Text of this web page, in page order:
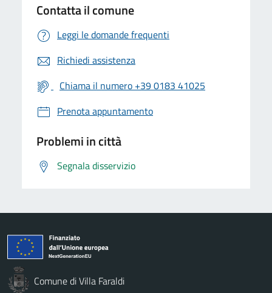
Contatta il comune
Leggi le domande frequenti
Richiedi assistenza
Chiama il numero +39 0183 41025
Prenota appuntamento
Problemi in città
Segnala disservizio
Comune di Villa Faraldi